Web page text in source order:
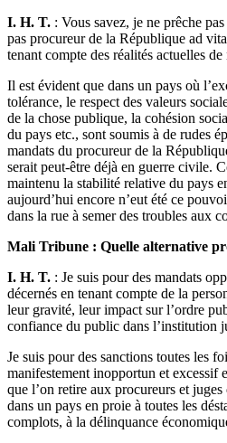
I. H. T. : Vous savez, je ne prêche
pas procureur de la République ad
tenant compte des réalités actuelles de
Il est évident que dans un pays où
tolérance, le respect des valeurs
de la chose publique, la cohésion
du pays etc., sont soumis à de rudes
mandats du procureur de la
serait peut-être déjà en guerre civile.
maintenu la stabilité relative du pays
aujourd’hui encore n’eut été ce
dans la rue à semer des troubles aux
Mali Tribune : Quelle alternative
I. H. T. : Je suis pour des mandats
décernés en tenant compte de la
leur gravité, leur impact sur l’ordre
confiance du public dans l’institution
Je suis pour des sanctions toutes les
manifestement inopportun et excessif
que l’on retire aux procureurs et
dans un pays en proie à toutes les
complots, à la délinquance